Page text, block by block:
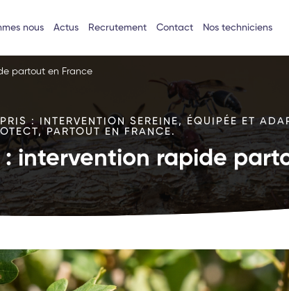
nous Actus Recrutement Contact Nos techniciens
partout en France
: INTERVENTION SEREINE, ÉQUIPÉE ET
PARTOUT EN FRANCE.
intervention rapide